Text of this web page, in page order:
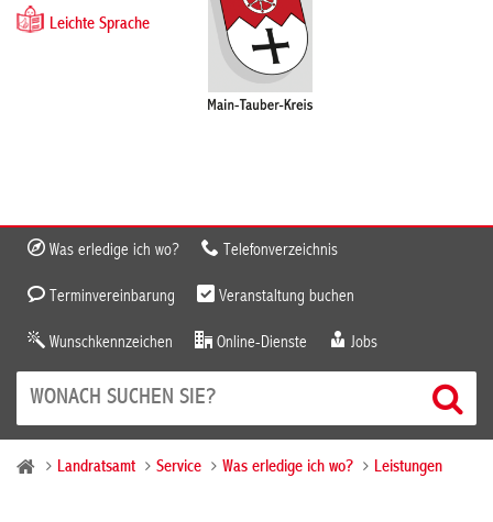
Leichte Sprache
Was erledige ich wo? Telefonverzeichnis
Terminvereinbarung Veranstaltung buchen
Wunschkennzeichen Online-Dienste Jobs
Landratsamt Service Was erledige ich wo? Leistungen